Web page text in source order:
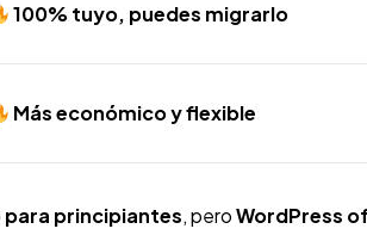
100% tuyo, puedes migrarlo
Más económico y flexible
principiantes, peroWordPress